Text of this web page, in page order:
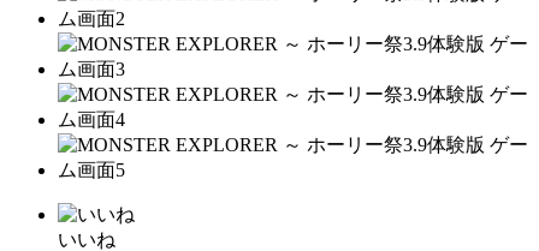
いいね